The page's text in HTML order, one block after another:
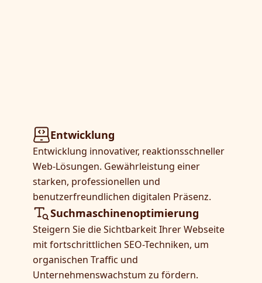
Entwicklung
Entwicklung innovativer, reaktionsschneller
Web-Lösungen. Gewährleistung einer
starken, professionellen und
benutzerfreundlichen digitalen Präsenz.
Suchmaschinenoptimierung
Steigern Sie die Sichtbarkeit Ihrer Webseite
mit fortschrittlichen SEO-Techniken, um
organischen Traffic und
Unternehmenswachstum zu fördern.